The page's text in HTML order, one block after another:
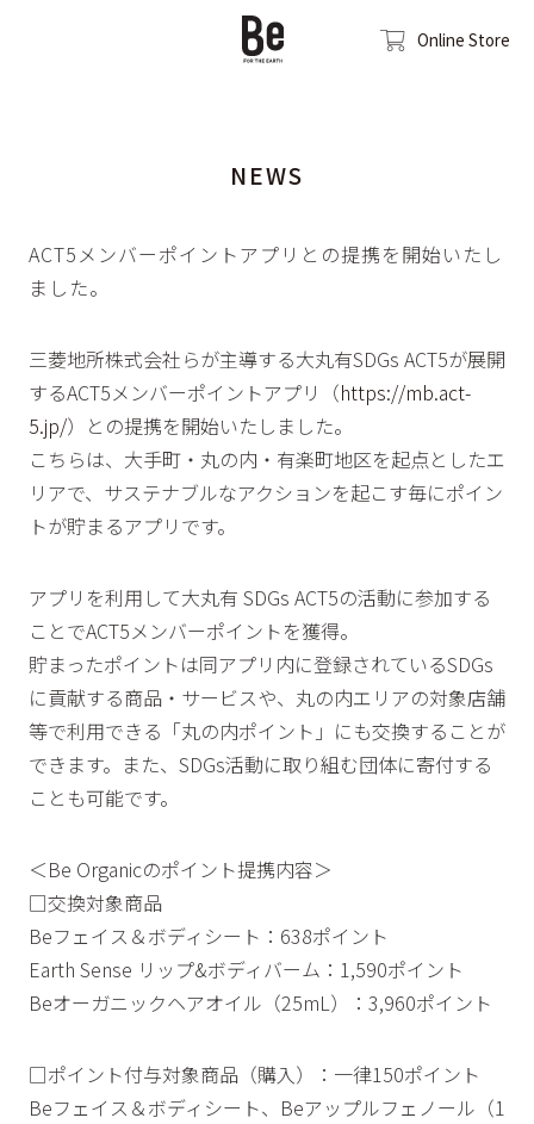
Online Store
NEWS
ACT5メンバーポイントアプリとの提携を開始いたし
ました。
三菱地所株式会社らが主導する大丸有SDGs ACT5が展開
するACT5メンバーポイントアプリ（https://mb.act-
5.jp/）との提携を開始いたしました。
こちらは、大手町・丸の内・有楽町地区を起点としたエ
リアで、サステナブルなアクションを起こす毎にポイン
トが貯まるアプリです。
アプリを利用して大丸有 SDGs ACT5の活動に参加する
ことでACT5メンバーポイントを獲得。
貯まったポイントは同アプリ内に登録されているSDGs
に貢献する商品・サービスや、丸の内エリアの対象店舗
等で利用できる「丸の内ポイント」にも交換することが
できます。また、SDGs活動に取り組む団体に寄付する
ことも可能です。
＜Be Organicのポイント提携内容＞
□交換対象商品
Beフェイス＆ボディシート：638ポイント
Earth Sense リップ&ボディバーム：1,590ポイント
Beオーガニックヘアオイル（25mL）：3,960ポイント
□ポイント付与対象商品（購入）：一律150ポイント
Beフェイス＆ボディシート、Beアップルフェノール（1